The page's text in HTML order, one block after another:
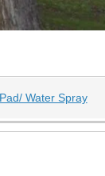
Water Spray